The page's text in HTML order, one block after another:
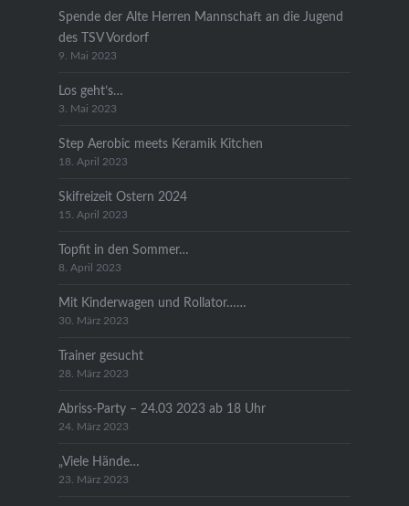
Spende der Alte Herren Mannschaft an die Jugend
des TSV Vordorf
9. Mai 2023
Los geht’s…
3. Mai 2023
Step Aerobic meets Keramik Kitchen
18. April 2023
Skifreizeit Ostern 2024
15. April 2023
Topfit in den Sommer…
8. April 2023
Mit Kinderwagen und Rollator……
30. März 2023
Trainer gesucht
28. März 2023
Abriss-Party – 24.03 2023 ab 18 Uhr
24. März 2023
„Viele Hände…
23. März 2023